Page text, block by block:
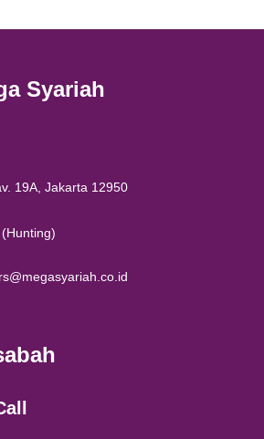
Syariah
19A, Jakarta 12950